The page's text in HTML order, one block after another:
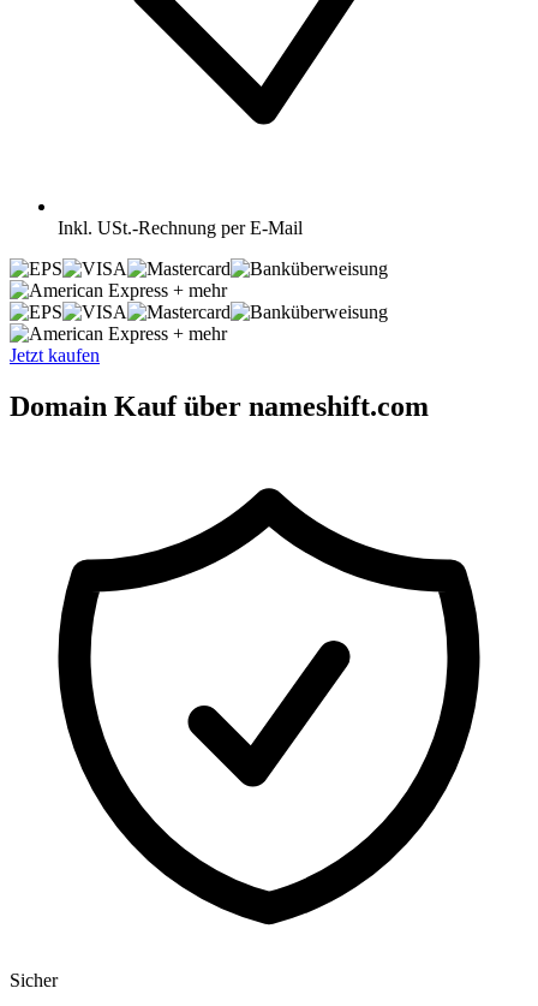
Inkl. USt.-Rechnung per E-Mail
+ mehr
+ mehr
Jetzt kaufen
Domain Kauf über nameshift.com
Sicher